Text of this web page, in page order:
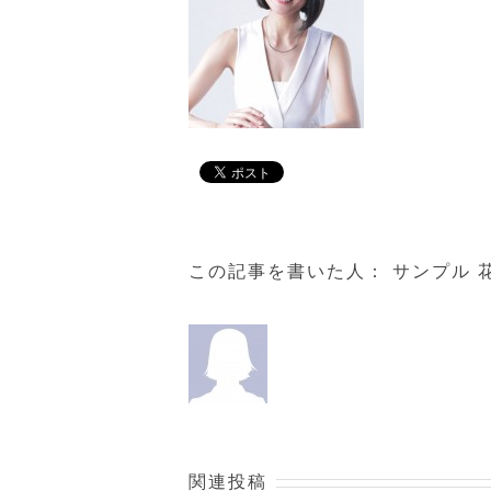
この記事を書いた人： サンプル
関連投稿